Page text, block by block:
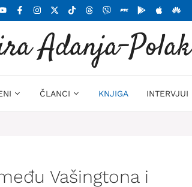
Adanja-Polak
ČLANCI KNJIGA INTERVJUI
Vašingtona i